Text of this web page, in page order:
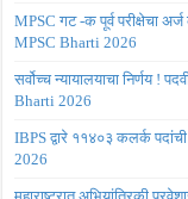
MPSC गट -क पूर्व परीक्षेचा
MPSC Bharti 2026
सर्वोच्च न्यायालयाचा निर्णय !
Bharti 2026
IBPS द्वारे ११४०३ कलर्क
2026